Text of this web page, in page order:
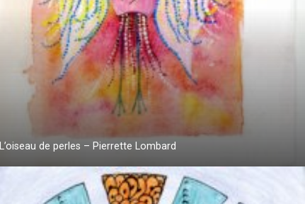
L’oiseau de perles – Pierrette Lombard